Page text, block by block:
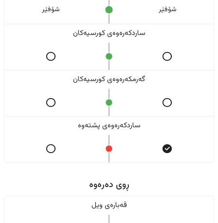
شۆفێر شۆفێر
ساردکەرەوەی کورسیەکان
گەرمکەرەوەی کورسیەکان
ساردکەرەوەی پشتەوە
ڕوی دەرەوە
قەبارەی ویل